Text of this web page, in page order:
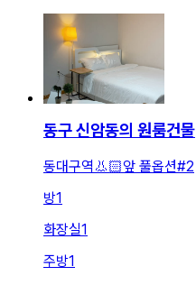
동구 신암동의 원룸건물
동대구역👃🏻앞 풀옵션#2
방1
화장실1
주방1